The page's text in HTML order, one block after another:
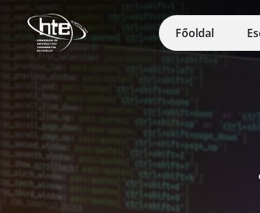
Ugrás a fő tartalomhoz
Főoldal